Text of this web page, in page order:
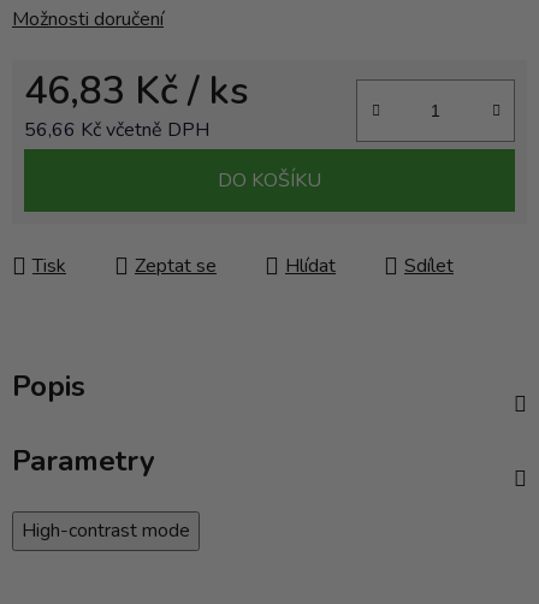
Možnosti doručení
46,83 Kč/ ks
56,66 Kč včetně DPH
DO KOŠÍKU
Tisk Zeptat se Hlídat Sdílet
Popis
Parametry
High-contrast mode